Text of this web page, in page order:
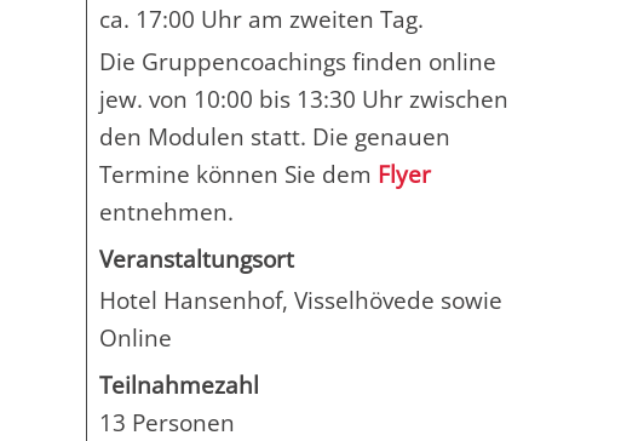
ca. 17:00 Uhr am zweiten Tag.
Die Gruppencoachings finden online
jew. von 10:00 bis 13:30 Uhr zwischen
den Modulen statt. Die genauen
Termine können Sie dem Flyer
entnehmen.
Veranstaltungsort
Hotel Hansenhof, Visselhövede sowie
Online
Teilnahmezahl
13 Personen